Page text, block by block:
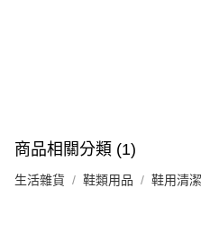
商品相關分類 (1)
生活雜貨 鞋類用品 鞋用清潔